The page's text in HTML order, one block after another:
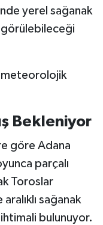
yerel sağanak
görülebileceği
meteorolojik
Bekleniyor
göre Adana
parçalı
Toroslar
sağanak
bulunuyor.